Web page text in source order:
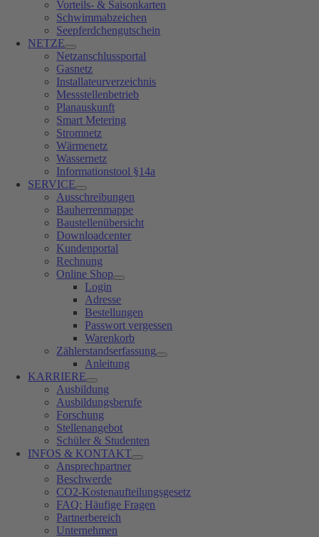
Vorteils- & Saisonkarten
Schwimmabzeichen
Seepferdchengutschein
NETZE
Netzanschlussportal
Gasnetz
Installateurverzeichnis
Messstellenbetrieb
Planauskunft
Smart Metering
Stromnetz
Wärmenetz
Wassernetz
Informationstool §14a
SERVICE
Ausschreibungen
Bauherrenmappe
Baustellenübersicht
Downloadcenter
Kundenportal
Rechnung
Online Shop
Login
Adresse
Bestellungen
Passwort vergessen
Warenkorb
Zählerstandserfassung
Anleitung
KARRIERE
Ausbildung
Ausbildungsberufe
Forschung
Stellenangebot
Schüler & Studenten
INFOS & KONTAKT
Ansprechpartner
Beschwerde
CO2-Kostenaufteilungsgesetz
FAQ: Häufige Fragen
Partnerbereich
Unternehmen